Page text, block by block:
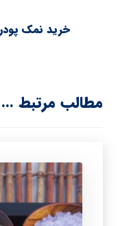
خرید نمک
مطالب مرتبط ...